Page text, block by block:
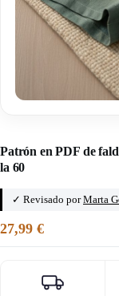
Patrón en PDF de
la 60
✓ Revisado porMarta
27,99 €